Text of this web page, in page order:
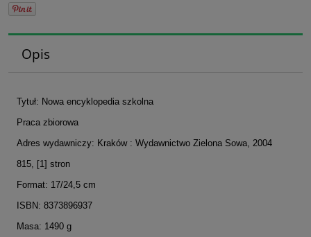
Opis
Tytuł: Nowa encyklopedia szkolna
Praca zbiorowa
Adres wydawniczy: Kraków : Wydawnictwo Zielona Sowa, 2004
815, [1] stron
Format: 17/24,5 cm
ISBN: 8373896937
Masa: 1490 g